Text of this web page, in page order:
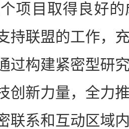
项目取得良好
持联盟的工作，
过构建紧密型研
创新力量，全力
联系和互动区域